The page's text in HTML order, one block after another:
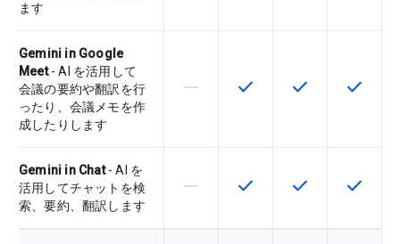
ます
Gemini in Google
Meet- AI を活用して
会議の要約や翻訳を行
ったり、会議メモを作
成したりします
この機能は該当の SKU でサポー
horizontal_rule この機能は該当の SKU
check この機能は該当
check この機
check
Gemini in Chat- AI を
活用してチャットを検
索、要約、翻訳します
この機能は該当の SKU でサポー
horizontal_rule この機能は該当の SKU
check この機能は該当
check この機
check